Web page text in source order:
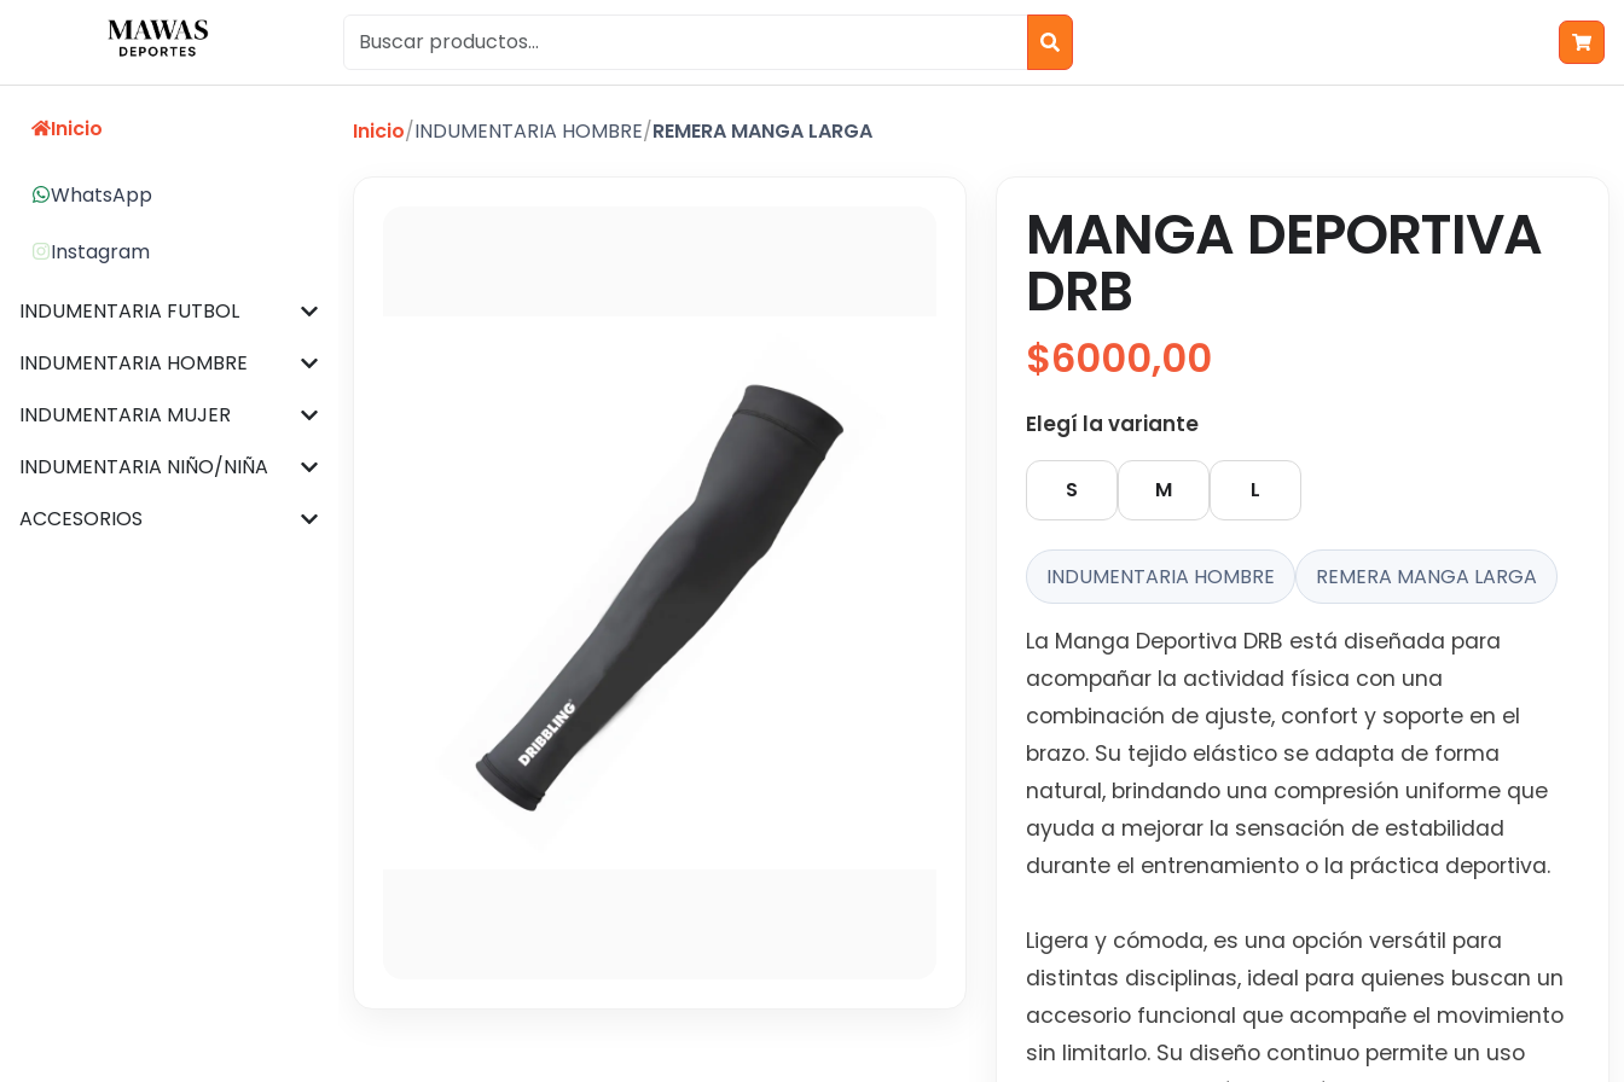
Inicio
WhatsApp
Instagram
INDUMENTARIA FUTBOL
INDUMENTARIA HOMBRE
INDUMENTARIA MUJER
INDUMENTARIA NIÑO/NIÑA
ACCESORIOS
Inicio/INDUMENTARIA HOMBRE/REMERA MANGA LARGA
MANGA DEPORTIVA
DRB
$6000,00
Elegí la variante
S M L
INDUMENTARIA HOMBRE REMERA MANGA LARGA
La Manga Deportiva DRB está diseñada para
acompañar la actividad física con una
combinación de ajuste, confort y soporte en el
brazo. Su tejido elástico se adapta de forma
natural, brindando una compresión uniforme que
ayuda a mejorar la sensación de estabilidad
durante el entrenamiento o la práctica deportiva.
Ligera y cómoda, es una opción versátil para
distintas disciplinas, ideal para quienes buscan un
accesorio funcional que acompañe el movimiento
sin limitarlo. Su diseño continuo permite un uso